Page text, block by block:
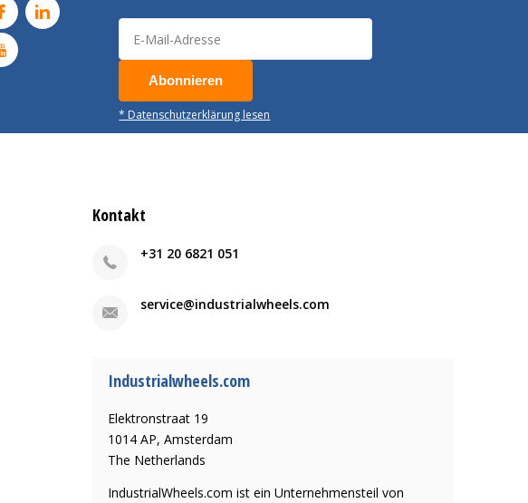
Abonnieren
* Datenschutzerklärung lesen
Kontakt
+31 20 6821 051
service@industrialwheels.com
Industrialwheels.com
Elektronstraat 19
1014 AP, Amsterdam
The Netherlands
IndustrialWheels.com ist ein Unternehmensteil von